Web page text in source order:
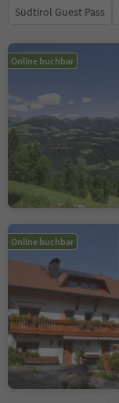
Südtirol Guest Pass
Online buchbar
Online buchbar